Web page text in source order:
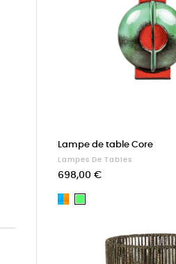
Lampe de table Core
Lampes De Tables
Prix
698,00 €
Bleu